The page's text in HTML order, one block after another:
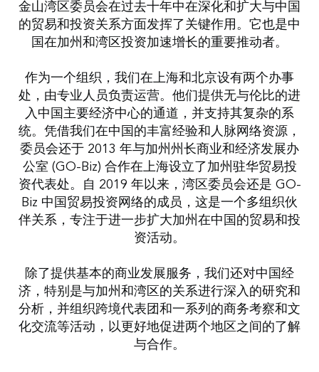
金山湾区委员会在过去十年中在深化和扩大与中国
的贸易和投资关系方面发挥了关键作用。它也是中
国在加州和湾区投资加速增长的重要推动者。
作为一个组织，我们在上海和北京设有两个办事
处，由专业人员负责运营。他们提供无与伦比的进
入中国主要经济中心的通道，并支持其复杂的系
统。凭借我们在中国的丰富经验和人脉网络资源，
委员会还于 2013 年与加州州长商业和经济发展办
公室 (GO-Biz) 合作在上海设立了加州驻华贸易投
资代表处。自 2019 年以来，湾区委员会还是 GO-
Biz 中国贸易投资网络的成员，这是一个多组织伙
伴关系，专注于进一步扩大加州在中国的贸易和投
资活动。
除了提供基本的商业发展服务，我们还对中国经
济，特别是与加州和湾区的关系进行深入的研究和
分析，并组织跨境代表团和一系列的商务考察和文
化交流等活动，以更好地促进两个地区之间的了解
与合作。